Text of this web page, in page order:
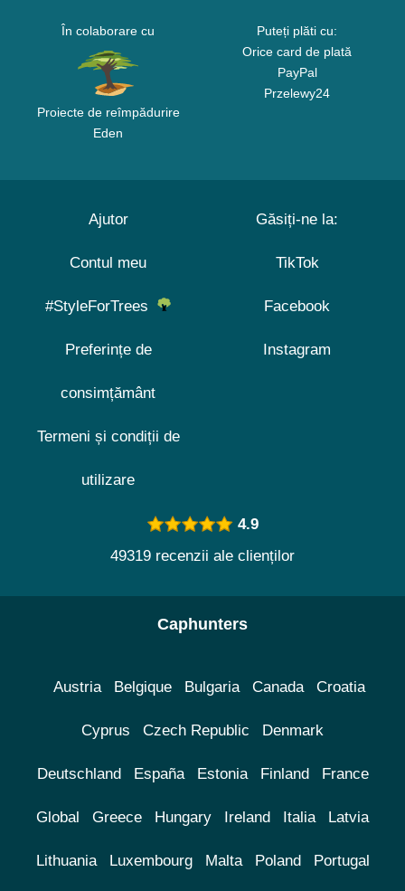
În colaborare cu
Proiecte de reîmpădurire
Eden
Puteți plăti cu:
Orice card de plată
PayPal
Przelewy24
Ajutor
Contul meu
#StyleForTrees
Preferințe de
consimțământ
Termeni și condiții de
utilizare
Găsiți-ne la:
TikTok
Facebook
Instagram
4.9
49319 recenzii ale clienților
Caphunters
Austria Belgique Bulgaria Canada Croatia
Cyprus Czech Republic Denmark
Deutschland España Estonia Finland France
Global Greece Hungary Ireland Italia Latvia
Lithuania Luxembourg Malta Poland Portugal